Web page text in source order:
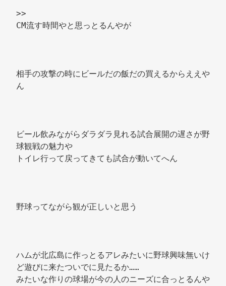
>>
CM流す時間やと思っとるんやが
相手の攻撃の時にビールだの飯だの買えるからええや
ん
ビール飲みながらダラダラ見れる試合展開の遅さが野
球観戦の魅力や
トイレ行って戻ってきても試合が動いてへん
野球ってながら観が正しいと思う
ハムが北広島に作っとるアレみたいに野球興味無いけ
ど遊びに来たついでに見たるか……
みたいな作りの球場が今の人のニーズに合っとるんや